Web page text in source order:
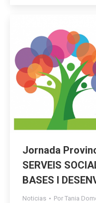
Jornada
SERVEIS
BASES I
Noticias Por Tania